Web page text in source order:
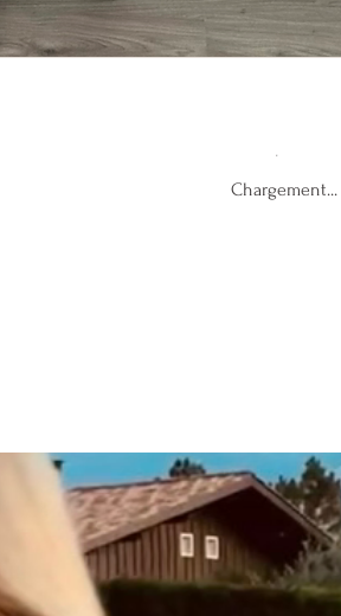
Chargement...